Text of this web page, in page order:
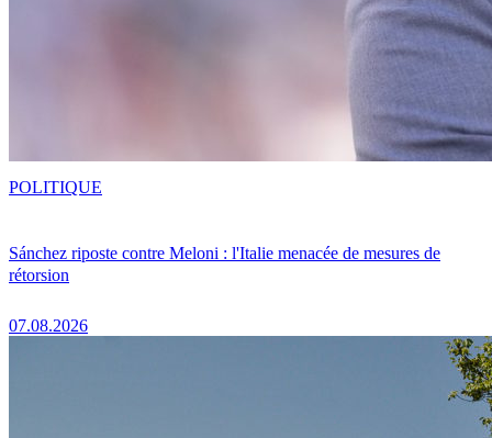
Sánchez riposte contre Meloni : l'Italie menacée de mesures de
rétorsion
07.08.2026
POLITIQUE